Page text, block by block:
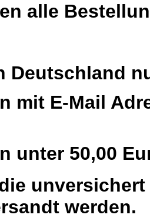
alle
Deutschland
mit E-Mail
unter 50,00
werden.